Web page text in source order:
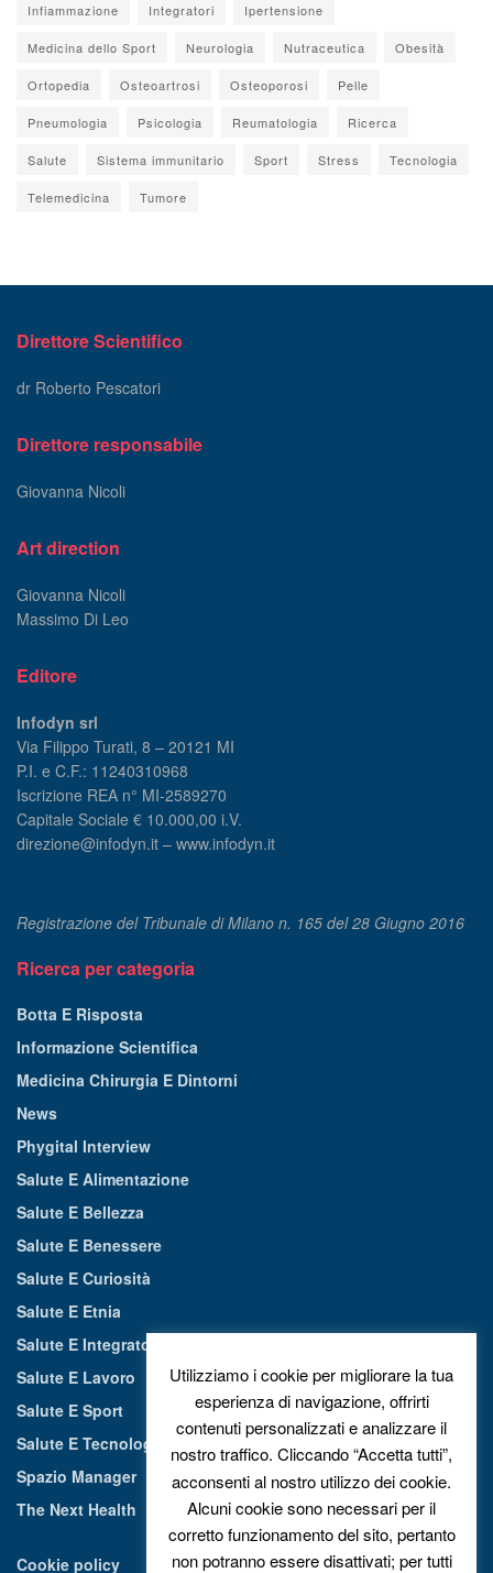
Infiammazione Integratori Ipertensione
Medicina dello Sport Neurologia Nutraceutica Obesità
Ortopedia Osteoartrosi Osteoporosi Pelle
Pneumologia Psicologia Reumatologia Ricerca
Salute Sistema immunitario Sport Stress Tecnologia
Telemedicina Tumore
Direttore Scientifico
dr Roberto Pescatori
Direttore responsabile
Giovanna Nicoli
Art direction
Giovanna Nicoli
Massimo Di Leo
Editore
Infodyn srl
Via Filippo Turati, 8 – 20121 MI
P.I. e C.F.: 11240310968
Iscrizione REA n° MI-2589270
Capitale Sociale € 10.000,00 i.V.
direzione@infodyn.it – www.infodyn.it
Registrazione del Tribunale di Milano n. 165 del 28 Giugno 2016
Ricerca per categoria
Botta E Risposta
Informazione Scientifica
Medicina Chirurgia E Dintorni
News
Phygital Interview
Salute E Alimentazione
Salute E Bellezza
Salute E Benessere
Salute E Curiosità
Salute E Etnia
Salute E Integratori Alimentari
Salute E Lavoro
Salute E Sport
Salute E Tecnologia
Spazio Manager
The Next Health
Cookie policy
Utilizziamo i cookie per migliorare la tua
esperienza di navigazione, offrirti
contenuti personalizzati e analizzare il
nostro traffico. Cliccando “Accetta tutti”,
acconsenti al nostro utilizzo dei cookie.
Alcuni cookie sono necessari per il
corretto funzionamento del sito, pertanto
non potranno essere disattivati; per tutti